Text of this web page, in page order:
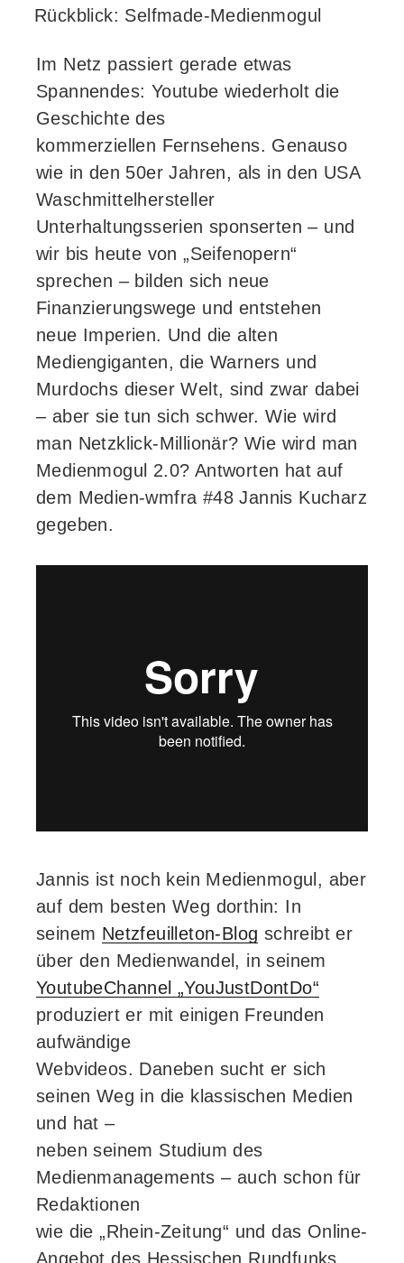
AM
Rückblick: Selfmade-Medienmogul
Im Netz passiert gerade etwas
Spannendes: Youtube wiederholt die
Geschichte des
kommerziellen Fernsehens. Genauso
wie in den 50er Jahren, als in den USA
Waschmittelhersteller
Unterhaltungsserien sponserten – und
wir bis heute von „Seifenopern“
sprechen – bilden sich neue
Finanzierungswege und entstehen
neue Imperien. Und die alten
Mediengiganten, die Warners und
Murdochs dieser Welt, sind zwar dabei
– aber sie tun sich schwer. Wie wird
man Netzklick-Millionär? Wie wird man
Medienmogul 2.0? Antworten hat auf
dem Medien-wmfra #48 Jannis Kucharz
gegeben.
Jannis ist noch kein Medienmogul, aber
auf dem besten Weg dorthin: In
seinem Netzfeuilleton-Blog schreibt er
über den Medienwandel, in seinem
YoutubeChannel „YouJustDontDo“
produziert er mit einigen Freunden
aufwändige
Webvideos. Daneben sucht er sich
seinen Weg in die klassischen Medien
und hat –
neben seinem Studium des
Medienmanagements – auch schon für
Redaktionen
wie die „Rhein-Zeitung“ und das Online-
Angebot des Hessischen Rundfunks